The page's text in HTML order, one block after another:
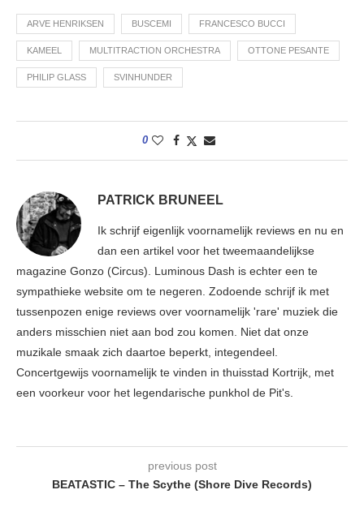
ARVE HENRIKSEN BUSCEMI FRANCESCO BUCCI
KAMEEL MULTITRACTION ORCHESTRA OTTONE PESANTE
PHILIP GLASS SVINHUNDER
0
PATRICK BRUNEEL
Ik schrijf eigenlijk voornamelijk reviews en nu en
dan een artikel voor het tweemaandelijkse
magazine Gonzo (Circus). Luminous Dash is echter een te
sympathieke website om te negeren. Zodoende schrijf ik met
tussenpozen enige reviews over voornamelijk 'rare' muziek die
anders misschien niet aan bod zou komen. Niet dat onze
muzikale smaak zich daartoe beperkt, integendeel.
Concertgewijs voornamelijk te vinden in thuisstad Kortrijk, met
een voorkeur voor het legendarische punkhol de Pit's.
previous post
BEATASTIC – The Scythe (Shore Dive Records)